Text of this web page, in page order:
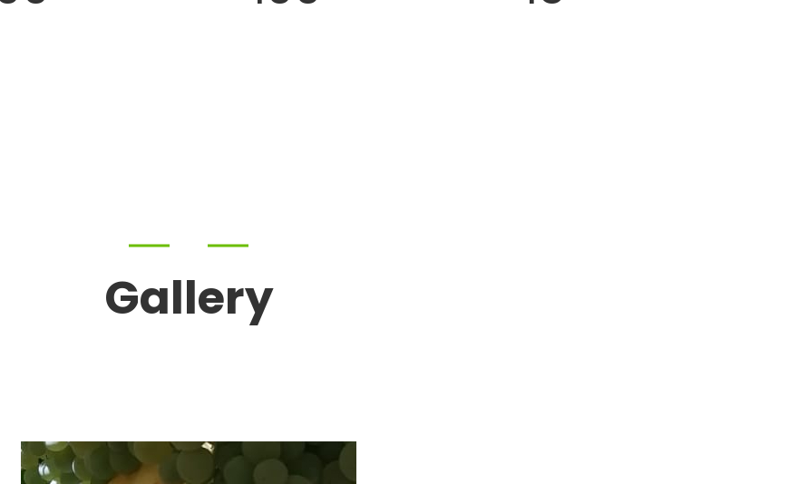
Gallery